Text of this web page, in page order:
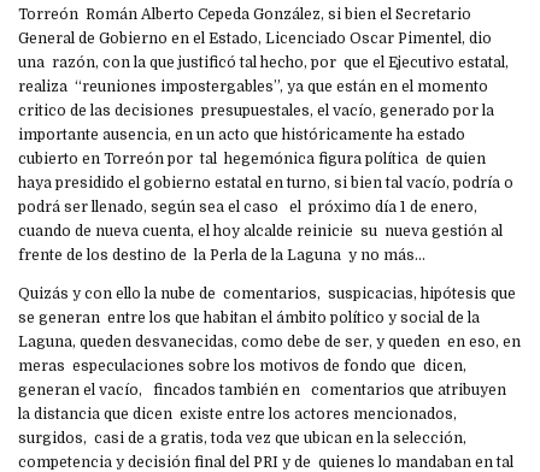
Torreón Román Alberto Cepeda González, si bien el Secretario
General de Gobierno en el Estado, Licenciado Oscar Pimentel, dio
una razón, con la que justificó tal hecho, por que el Ejecutivo estatal,
realiza “reuniones impostergables”, ya que están en el momento
critico de las decisiones presupuestales, el vacío, generado por la
importante ausencia, en un acto que históricamente ha estado
cubierto en Torreón por tal hegemónica figura política de quien
haya presidido el gobierno estatal en turno, si bien tal vacío, podría o
podrá ser llenado, según sea el caso el próximo día 1 de enero,
cuando de nueva cuenta, el hoy alcalde reinicie su nueva gestión al
frente de los destino de la Perla de la Laguna y no más…
Quizás y con ello la nube de comentarios, suspicacias, hipótesis que
se generan entre los que habitan el ámbito político y social de la
Laguna, queden desvanecidas, como debe de ser, y queden en eso, en
meras especulaciones sobre los motivos de fondo que dicen,
generan el vacío, fincados también en comentarios que atribuyen
la distancia que dicen existe entre los actores mencionados,
surgidos, casi de a gratis, toda vez que ubican en la selección,
competencia y decisión final del PRI y de quienes lo mandaban en tal